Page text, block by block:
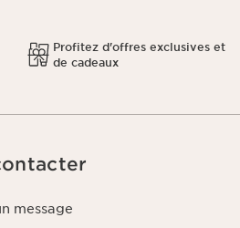
Profitez d'offres exclusives et
de cadeaux
message